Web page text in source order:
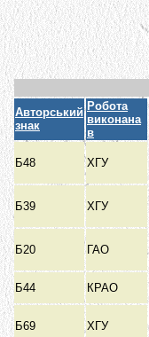
Авторський
знак
Робота
виконана
в
Б48 ХГУ
Б39 ХГУ
Б20 ГАО
Б44
КРАО
Б69 ХГУ